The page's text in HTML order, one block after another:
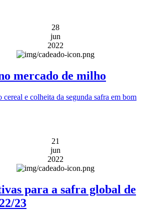
28
jun
2022
mercado de milho
cereal e colheita da segunda safra em bom
21
jun
2022
para a safra global de
23